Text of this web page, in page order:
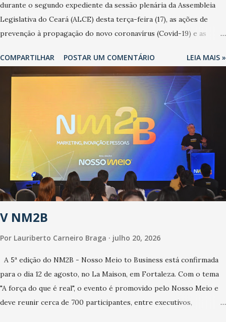
durante o segundo expediente da sessão plenária da Assembleia
Legislativa do Ceará (ALCE) desta terça-feira (17), as ações de
prevenção à propagação do novo coronavírus (Covid-19) e as
da pandemia e atendimento aos enfermos. O secretário informou
que o Estado tem desenvolvido um plano de contingência pautado
em formas de reconhecimento da população suspeita e de
cuidados com os ambientes públicos e domiciliares. “Nós não
estamos vivendo uma epidemia comum, como temos em todos os
anos, com aumento de casos de dengue, influenza ou H1N1. Trata-
se de uma epidemia com um vírus diferente, com um poder de
contaminação maior que outros coronavírus”, apontou o
secretário. Segundo ele, é uma epidemia com chance de
contaminação alta, podendo gerar um grande risco à população e
ao sistema de saúde. “Precisamos saber fazer a estratificação do
risco da doença, para não so...
COMPARTILHAR POSTAR UM COMENTÁRIO LEIA MAIS »
V NM2B
Por Lauriberto Carneiro Braga julho 20, 2026
A 5ª edição do NM2B - Nosso Meio to Business está confirmada
para o dia 12 de agosto, no La Maison, em Fortaleza. Com o tema
"A força do que é real", o evento é promovido pelo Nosso Meio e
deve reunir cerca de 700 participantes, entre executivos,